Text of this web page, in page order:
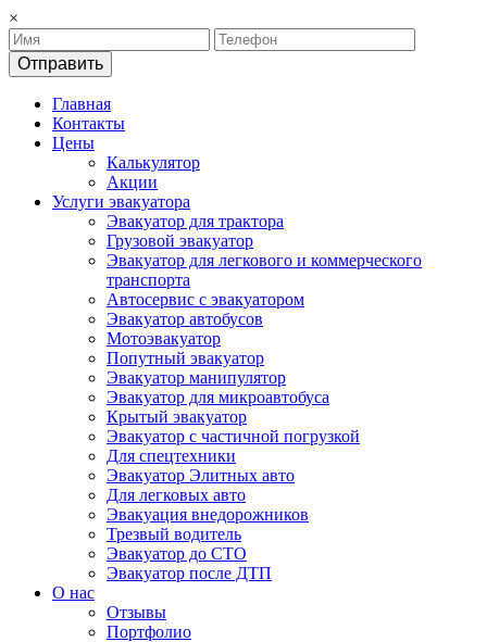
×
Отправить
Главная
Контакты
Цены
Калькулятор
Акции
Услуги эвакуатора
Эвакуатор для трактора
Грузовой эвакуатор
Эвакуатор для легкового и коммерческого
транспорта
Автосервис с эвакуатором
Эвакуатор автобусов
Мотоэвакуатор
Попутный эвакуатор
Эвакуатор манипулятор
Эвакуатор для микроавтобуса
Крытый эвакуатор
Эвакуатор с частичной погрузкой
Для спецтехники
Эвакуатор Элитных авто
Для легковых авто
Эвакуация внедорожников
Трезвый водитель
Эвакуатор до СТО
Эвакуатор после ДТП
О нас
Отзывы
Портфолио